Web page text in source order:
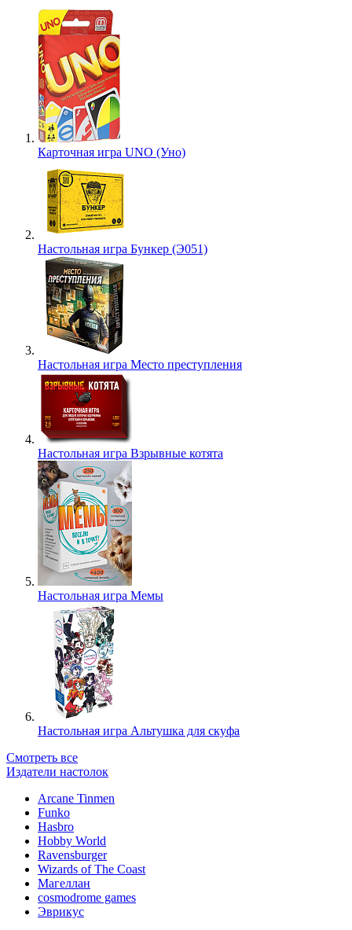
Карточная игра UNO (Уно)
Настольная игра Бункер (Э051)
Настольная игра Место преступления
Настольная игра Взрывные котята
Настольная игра Мемы
Настольная игра Альтушка для скуфа
Смотреть все
Издатели настолок
Arcane Tinmen
Funko
Hasbro
Hobby World
Ravensburger
Wizards of The Coast
Магеллан
сosmodrome games
Эврикус